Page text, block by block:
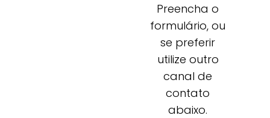
Preencha o
formulário, ou
se preferir
utilize outro
canal de
contato
abaixo.